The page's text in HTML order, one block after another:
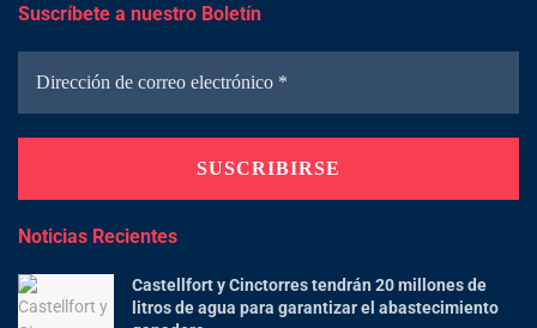
Suscríbete a nuestro Boletín
Noticias Recientes
Castellfort y Cinctorres tendrán 20 millones de
litros de agua para garantizar el abastecimiento